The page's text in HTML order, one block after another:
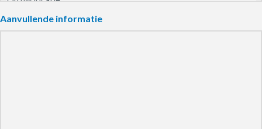
Aanvullende informatie